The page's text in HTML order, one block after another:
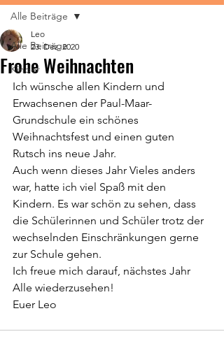
Alle Beiträge
Kinder
Alle Beiträge
Frohe Weihnachten
Leo
23. Dez. 2020
Ich wünsche allen Kindern und
Erwachsenen der Paul-Maar-
Grundschule ein schönes
Weihnachtsfest und einen guten
Rutsch ins neue Jahr.
Auch wenn dieses Jahr Vieles anders
war, hatte ich viel Spaß mit den
Kindern. Es war schön zu sehen, dass
die Schülerinnen und Schüler trotz der
wechselnden Einschränkungen gerne
zur Schule gehen.
Ich freue mich darauf, nächstes Jahr
Alle wiederzusehen!
Euer Leo